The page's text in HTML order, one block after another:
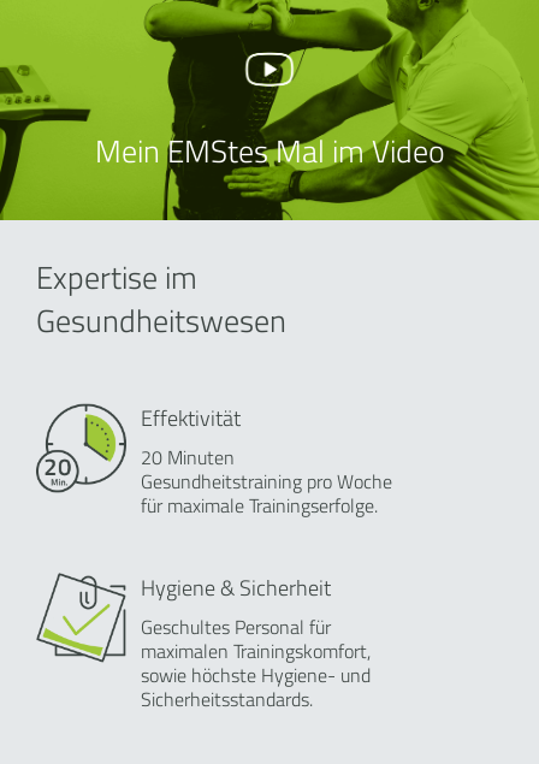
Mein EMStes Mal im Video
Expertise im
Gesundheitswesen
Effektivität
20 Minuten
Gesundheitstraining pro Woche
für maximale Trainingserfolge.
Hygiene & Sicherheit
Geschultes Personal für
maximalen Trainingskomfort,
sowie höchste Hygiene- und
Sicherheitsstandards.